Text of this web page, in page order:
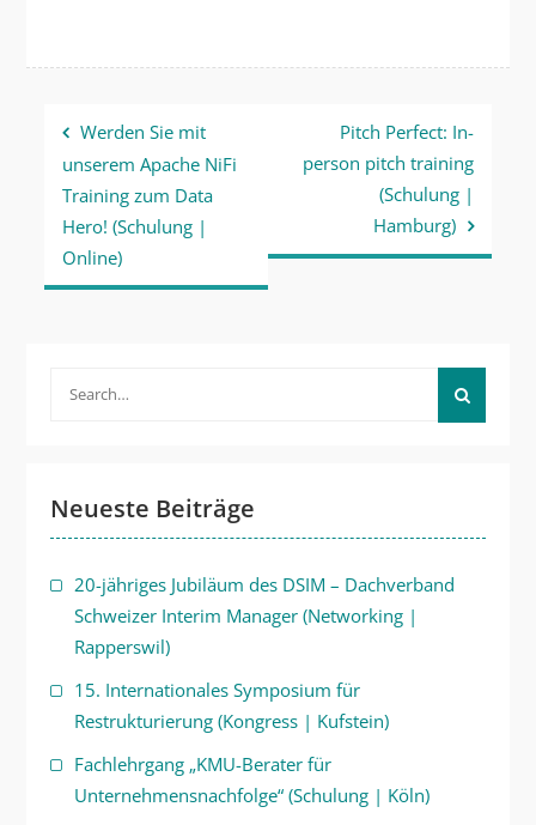
Beitragsnavigation
Werden Sie mit
unserem Apache NiFi
Training zum Data
Hero! (Schulung |
Online)
Pitch Perfect: In-
person pitch training
(Schulung |
Hamburg)
Neueste Beiträge
20-jähriges Jubiläum des DSIM – Dachverband
Schweizer Interim Manager (Networking |
Rapperswil)
15. Internationales Symposium für
Restrukturierung (Kongress | Kufstein)
Fachlehrgang „KMU-Berater für
Unternehmensnachfolge“ (Schulung | Köln)